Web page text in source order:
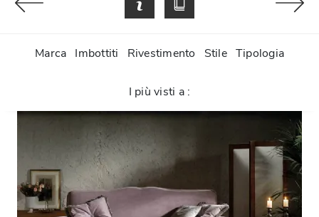
Marca Imbottiti Rivestimento Stile Tipologia
I più visti a :